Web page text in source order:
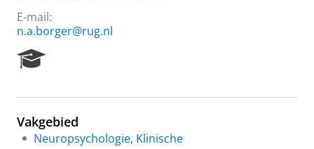
E-mail:
n.a.borger@rug.nl
e
r
c
Vakgebied
Neuropsychologie, Klinische